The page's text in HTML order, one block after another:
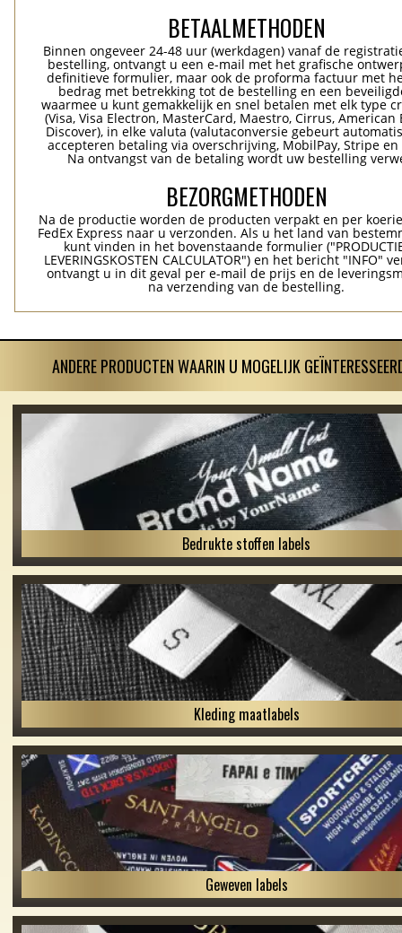
BETAALMETHODEN
Binnen ongeveer 24-48 uur (werkdagen) vanaf de
bestelling, ontvangt u een e-mail met het grafische
definitieve formulier, maar ook de proforma factuur met
bedrag met betrekking tot de bestelling en een
waarmee u kunt gemakkelijk en snel betalen met elk type
(Visa, Visa Electron, MasterCard, Maestro, Cirrus, American
Discover), in elke valuta (valutaconversie gebeurt
accepteren betaling via overschrijving, MobilPay, Stripe en
Na ontvangst van de betaling wordt uw bestelling
BEZORGMETHODEN
Na de productie worden de producten verpakt en per
FedEx Express naar u verzonden. Als u het land van
kunt vinden in het bovenstaande formulier
LEVERINGSKOSTEN CALCULATOR") en het bericht "INFO"
ontvangt u in dit geval per e-mail de prijs en de
na verzending van de bestelling.
ANDERE PRODUCTEN WAARIN U MOGELIJK
Bedrukte stoffen labels
Kleding maatlabels
Geweven labels